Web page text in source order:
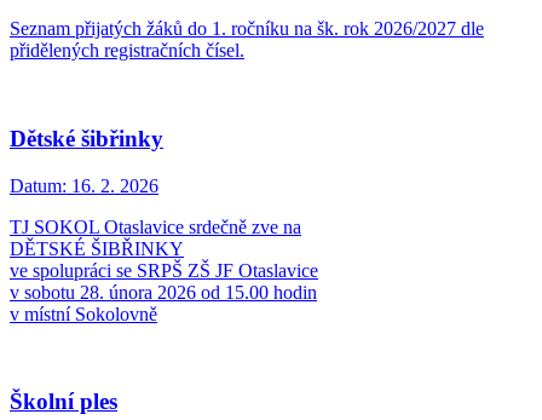
Seznam přijatých žáků do 1. ročníku na šk. rok 2026/2027 dle
přidělených registračních čísel.
Dětské šibřinky
Datum: 16. 2. 2026
TJ SOKOL Otaslavice srdečně zve na
DĚTSKÉ ŠIBŘINKY
ve spolupráci se SRPŠ ZŠ JF Otaslavice
v sobotu 28. února 2026 od 15.00 hodin
v místní Sokolovně
Školní ples